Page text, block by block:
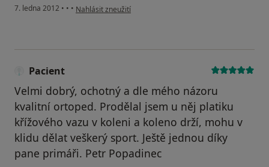
7. ledna 2012 • • • podle názoru uživatele Váš účet byl odstraněn
Nahlásit zneužití
Pacient
Velmi dobrý, ochotný a dle mého názoru
kvalitní ortoped. Prodělal jsem u něj platiku
křížového vazu v koleni a koleno drží, mohu v
klidu dělat veškerý sport. Ještě jednou díky
pane primáři. Petr Popadinec